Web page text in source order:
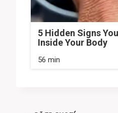
5 Hidden Signs
Inside Your Body
56 min